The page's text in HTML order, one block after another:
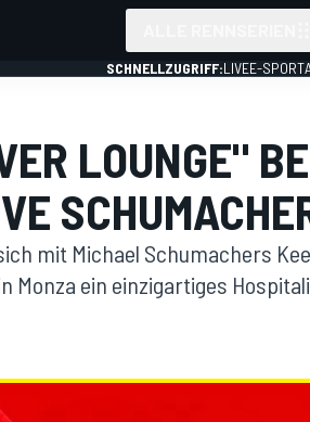
SCHNELLZUGRIFF:LIVEE-SPORT
LOUNGE"
mit Michael Schumachers
Monza ein einzigartiges